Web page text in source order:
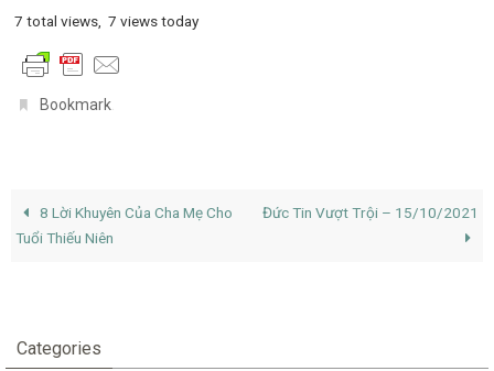
7 total views, 7 views today
Bookmark.
8 Lời Khuyên Của Cha Mẹ Cho
Tuổi Thiếu Niên
Đức Tin Vượt Trội – 15/10/2021
Categories